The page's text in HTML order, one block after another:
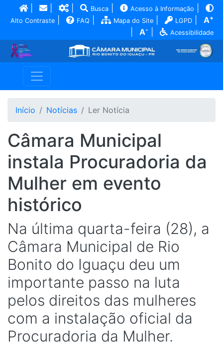
| Busca Acesso à Informação
Alto Contraste FAQ Mapa do Site LGPD A+
A- Acessibilidade
Início Notícias Ler Notícia
Câmara Municipal
instala Procuradoria da
Mulher em evento
histórico
Na última quarta-feira (28), a
Câmara Municipal de Rio
Bonito do Iguaçu deu um
importante passo na luta
pelos direitos das mulheres
com a instalação oficial da
Procuradoria da Mulher.